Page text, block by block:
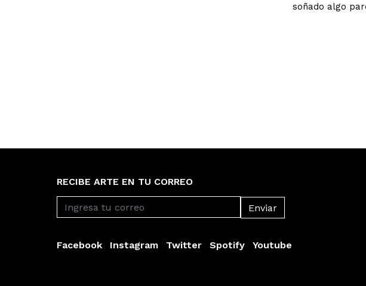
soñado algo
RECIBE ARTE EN TU CORREO
Facebook Instagram Twitter Spotify Youtube